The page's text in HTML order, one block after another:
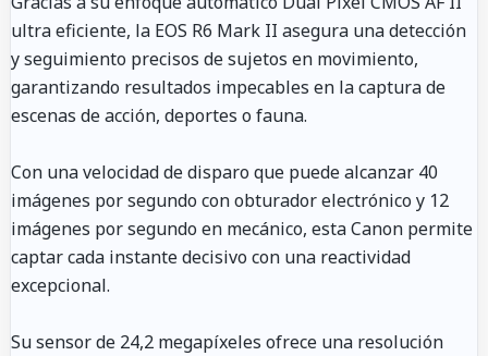
ultra eficiente, la EOS R6 Mark II asegura una detección
y seguimiento precisos de sujetos en movimiento,
garantizando resultados impecables en la captura de
escenas de acción, deportes o fauna.
Con una velocidad de disparo que puede alcanzar 40
imágenes por segundo con obturador electrónico y 12
imágenes por segundo en mecánico, esta Canon permite
captar cada instante decisivo con una reactividad
excepcional.
Su sensor de 24,2 megapíxeles ofrece una resolución